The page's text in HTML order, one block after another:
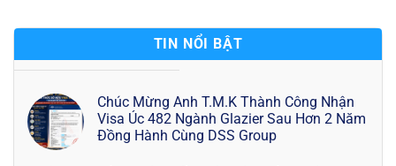
TIN NỔI BẬT
Chúc Mừng Anh T.M.K Thành Công Nhận
Visa Úc 482 Ngành Glazier Sau Hơn 2 Năm
Đồng Hành Cùng DSS Group